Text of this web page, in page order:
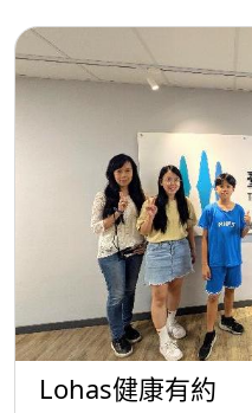
Lohas健康有約